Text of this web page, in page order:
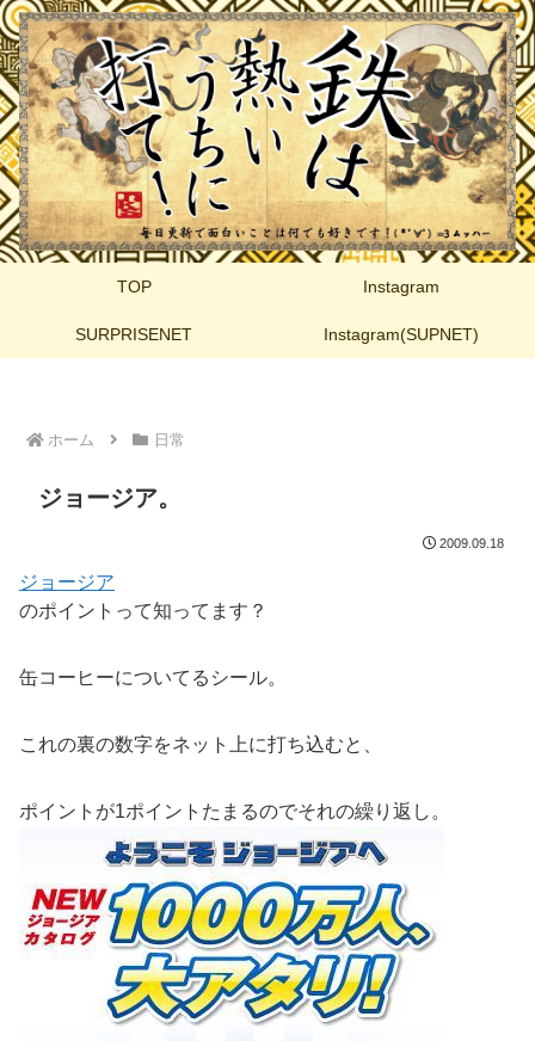
TOP Instagram
SURPRISENET Instagram(SUPNET)
ホーム 日常
ジョージア。
2009.09.18
ジョージア
のポイントって知ってます？
缶コーヒーについてるシール。
これの裏の数字をネット上に打ち込むと、
ポイントが1ポイントたまるのでそれの繰り返し。